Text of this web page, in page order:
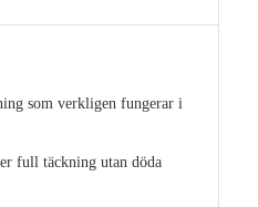
som verkligen fungerar i
full täckning utan döda